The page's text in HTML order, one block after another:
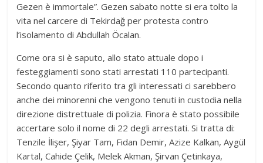
Gezen è immortale”. Gezen sabato notte si era tolto la
vita nel carcere di Tekirdağ per protesta contro
l’isolamento di Abdullah Öcalan.
Come ora si è saputo, allo stato attuale dopo i
festeggiamenti sono stati arrestati 110 partecipanti.
Secondo quanto riferito tra gli interessati ci sarebbero
anche dei minorenni che vengono tenuti in custodia nella
direzione distrettuale di polizia. Finora è stato possibile
accertare solo il nome di 22 degli arrestati. Si tratta di:
Tenzile İlişer, Şiyar Tam, Fidan Demir, Azize Kalkan, Aygül
Kartal, Cahide Çelik, Melek Akman, Şirvan Çetinkaya,